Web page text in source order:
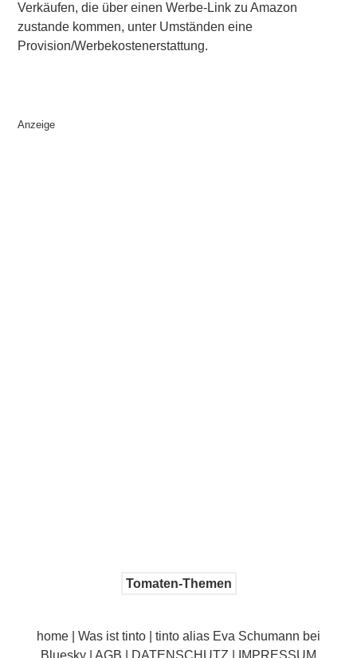
Verkäufen, die über einen Werbe-Link zu Amazon
zustande kommen, unter Umständen eine
Provision/Werbekostenerstattung.
Anzeige
Tomaten-Themen
home Was ist tinto
tinto alias Eva Schumann bei
Bluesky
AGB DATENSCHUTZ | IMPRESSUM